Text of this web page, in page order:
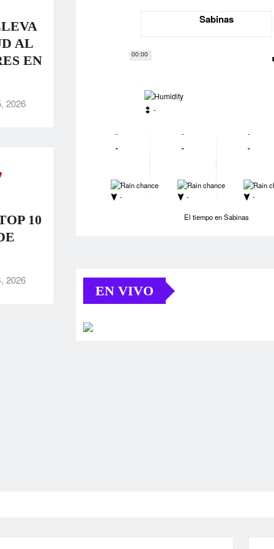
AL
EN
2026
10
2026
00:00
Sabinas
-
-
-
-
-
-
-
-
-
-
-
-
-
-
El tiempo en Sabinas
EN VIVO